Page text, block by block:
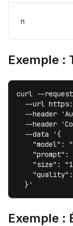
n
Exemple :
curl --request
--url
--header
--header
  --data '{
"model":
"prompt":
"size":
  }'
Exemple :